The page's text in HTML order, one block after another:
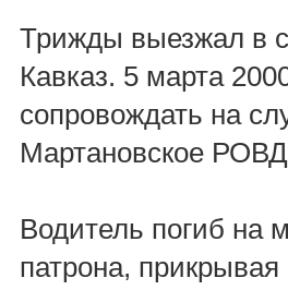
Трижды выезжал в
Кавказ. 5 марта
сопровождать на
Мартановское
Водитель погиб на
патрона,